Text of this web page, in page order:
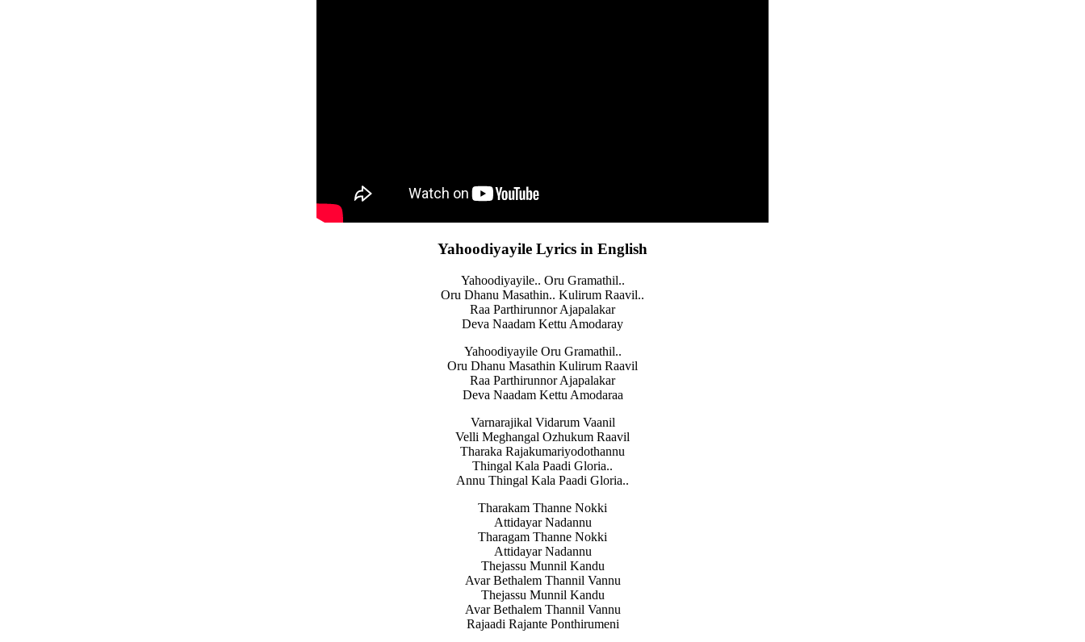
Yahoodiyayile Lyrics in English
Yahoodiyayile.. Oru Gramathil..
Oru Dhanu Masathin.. Kulirum Raavil..
Raa Parthirunnor Ajapalakar
Deva Naadam Kettu Amodaray
Yahoodiyayile Oru Gramathil..
Oru Dhanu Masathin Kulirum Raavil
Raa Parthirunnor Ajapalakar
Deva Naadam Kettu Amodaraa
Varnarajikal Vidarum Vaanil
Velli Meghangal Ozhukum Raavil
Tharaka Rajakumariyodothannu
Thingal Kala Paadi Gloria..
Annu Thingal Kala Paadi Gloria..
Tharakam Thanne Nokki
Attidayar Nadannu
Tharagam Thanne Nokki
Attidayar Nadannu
Thejassu Munnil Kandu
Avar Bethalem Thannil Vannu
Thejassu Munnil Kandu
Avar Bethalem Thannil Vannu
Rajaadi Rajante Ponthirumeni